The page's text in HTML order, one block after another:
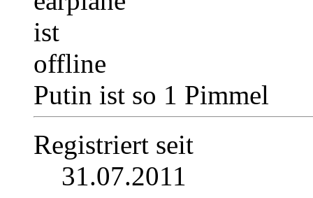
Putin ist so 1 Pimmel
Registriert seit
31.07.2011